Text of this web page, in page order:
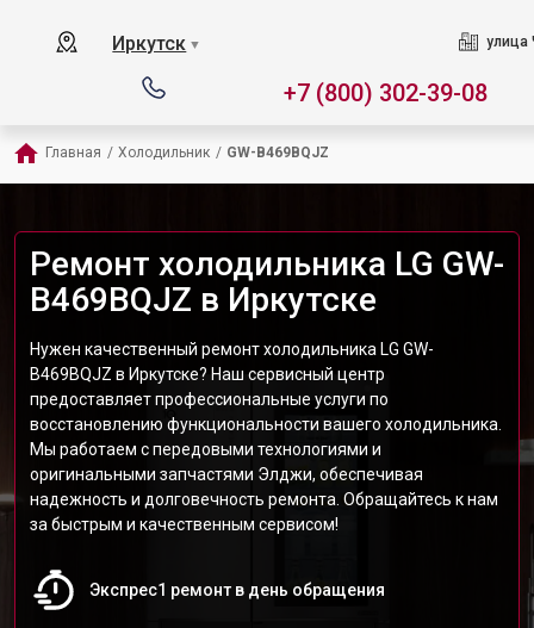
Иркутск ▼ улица
+7 (800) 302-39-08
Главная / Холодильник / GW-B469BQJZ
Ремонт холодильника LG GW-
B469BQJZ в Иркутске
Нужен качественный ремонт холодильника LG GW-
B469BQJZ в Иркутске? Наш сервисный центр
предоставляет профессиональные услуги по
восстановлению функциональности вашего холодильника.
Мы работаем с передовыми технологиями и
оригинальными запчастями Элджи, обеспечивая
надежность и долговечность ремонта. Обращайтесь к нам
за быстрым и качественным сервисом!
Экспрес1 ремонт в день обращения